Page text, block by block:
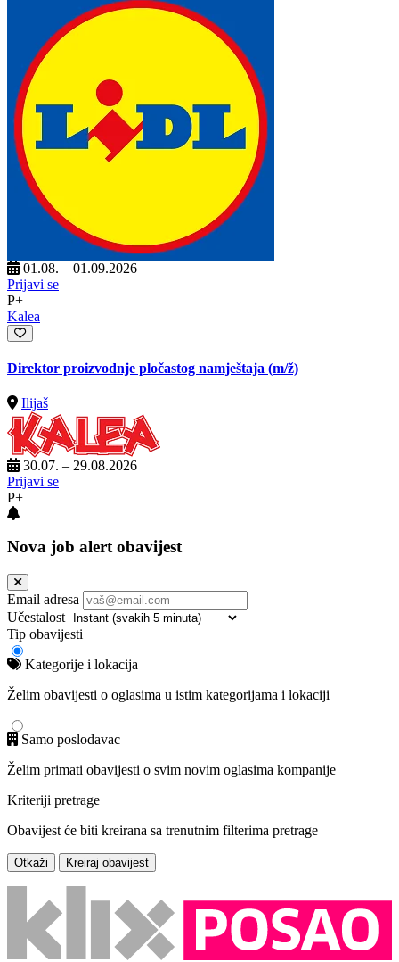
01.08. – 01.09.2026
Prijavi se
P+
Kalea
Direktor proizvodnje pločastog namještaja (m/ž)
Ilijaš
30.07. – 29.08.2026
Prijavi se
P+
Nova job alert obavijest
Email adresa
Učestalost
Tip obavijesti
Kategorije i lokacija
Želim obavijesti o oglasima u istim kategorijama i lokaciji
Samo poslodavac
Želim primati obavijesti o svim novim oglasima kompanije
Kriteriji pretrage
Obavijest će biti kreirana sa trenutnim filterima pretrage
Otkaži Kreiraj obavijest